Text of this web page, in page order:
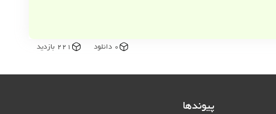
0 دانلود 221 بازدید
پیوندها